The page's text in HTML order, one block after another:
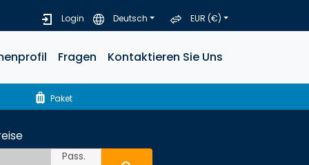
Login Deutsch EUR (€)
Fragen Kontaktieren Sie Uns
luggage Paket
Pass.